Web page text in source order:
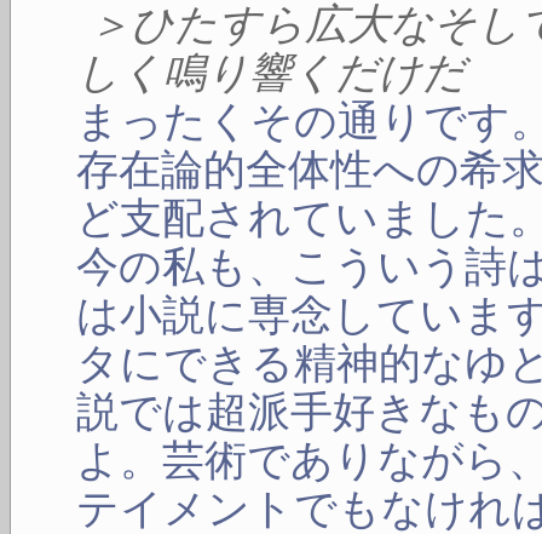
＞ひたすら広大なそ
しく鳴り響くだけだ
まったくその通りです
存在論的全体性への希
ど支配されていました
今の私も、こういう詩
は小説に専念していま
タにできる精神的なゆ
説では超派手好きなも
よ。芸術でありながら
テイメントでもなけれ